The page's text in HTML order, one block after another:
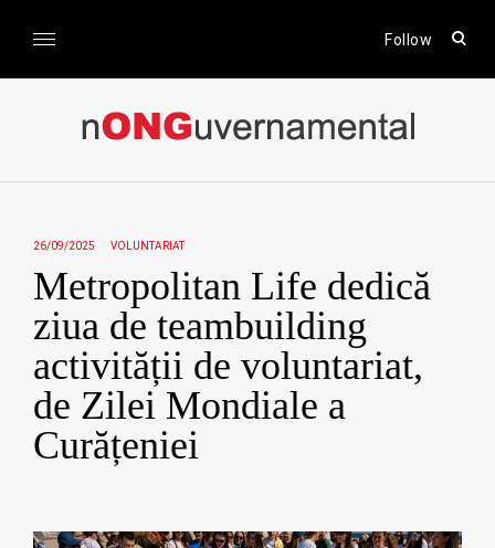
Follow
open
form
nONGuvernamental
26/09/2025 VOLUNTARIAT
Metropolitan Life dedică
ziua de teambuilding
activității de voluntariat,
de Zilei Mondiale a
Curățeniei